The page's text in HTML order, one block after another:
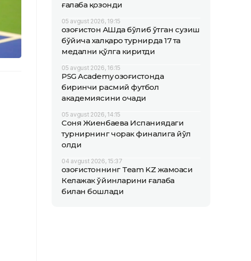
ғалаба қозонди
05 avgust 2026, 19:15
Қозоғистон АҚШда бўлиб ўтган сузиш
бўйича халқаро турнирда 17 та
медални қўлга киритди
05 avgust 2026, 16:15
PSG Academy Қозоғистонда
биринчи расмий футбол
академиясини очади
05 avgust 2026, 14:15
Соня Жиенбаева Испаниядаги
турнирнинг чорак финалига йўл
олди
04 avgust 2026, 15:37
Қозоғистоннинг Team KZ жамоаси
Келажак ўйинларини ғалаба
билан бошлади